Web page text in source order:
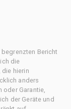
Bericht
die
die hierin
anders
oder Garantie,
der Geräte und